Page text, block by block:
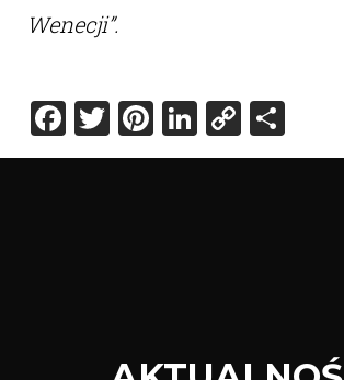
Wenecji”.
Facebook
Twitter
Pinterest
LinkedIn
Copy
Link